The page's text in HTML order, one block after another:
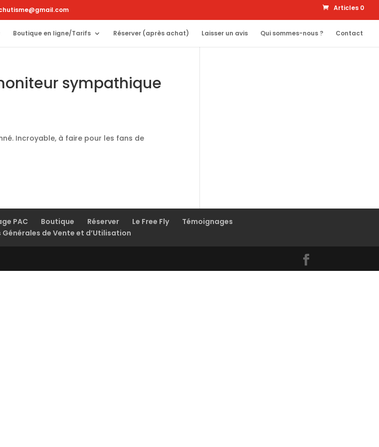
Articles 0
Boutique en ligne/Tarifs Réserver (après achat) Laisser un avis Qui sommes-nous ? Contact
sympathique
Incroyable, à faire pour les fans de
PAC Boutique Réserver Le Free Fly
Témoignages
de Vente et d’Utilisation